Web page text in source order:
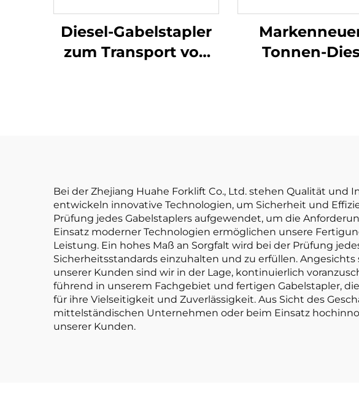
Diesel-Gabelstapler
zum Transport von
Tonnen-
Bei der Zhejiang Huahe Forklift Co., Ltd. stehen Qualität und
entwickeln innovative Technologien, um Sicherheit und
Prüfung jedes Gabelstaplers aufgewendet, um die
Einsatz moderner Technologien ermöglichen unsere
Leistung. Ein hohes Maß an Sorgfalt wird bei der Prüfung
Sicherheitsstandards einzuhalten und zu erfüllen.
unserer Kunden sind wir in der Lage, kontinuierlich
führend in unserem Fachgebiet und fertigen Gabelstapler,
für ihre Vielseitigkeit und Zuverlässigkeit. Aus Sicht des
mittelständischen Unternehmen oder beim Einsatz
unserer Kunden.